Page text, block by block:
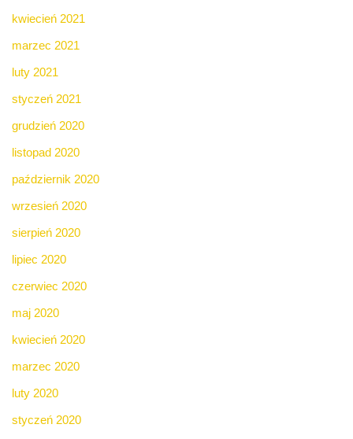
kwiecień 2021
marzec 2021
luty 2021
styczeń 2021
grudzień 2020
listopad 2020
październik 2020
wrzesień 2020
sierpień 2020
lipiec 2020
czerwiec 2020
maj 2020
kwiecień 2020
marzec 2020
luty 2020
styczeń 2020